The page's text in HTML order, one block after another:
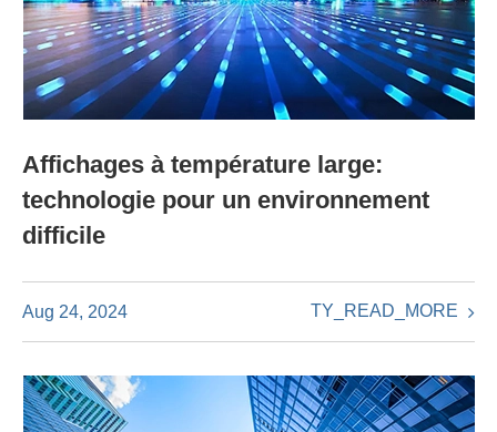
Affichages à température large:
technologie pour un environnement
difficile
Aug 24, 2024 TY_READ_MORE